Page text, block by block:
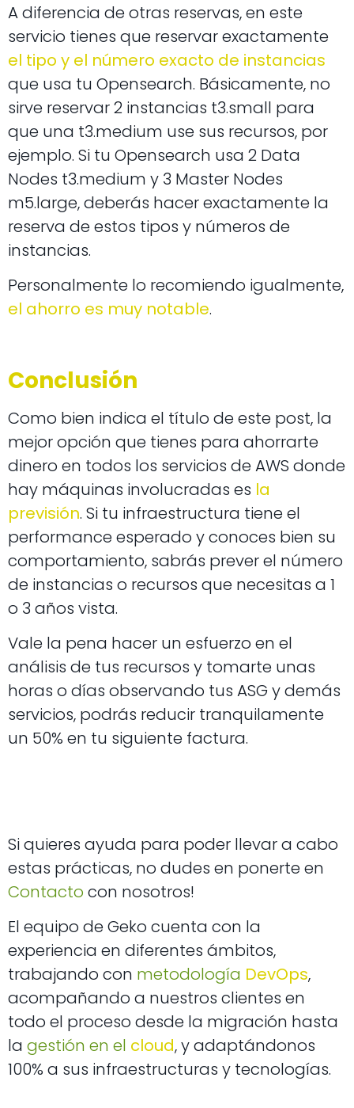
A diferencia de otras reservas, en este
servicio tienes que reservar exactamente
el tipo y el número exacto de instancias
que usa tu Opensearch. Básicamente, no
sirve reservar 2 instancias t3.small para
que una t3.medium use sus recursos, por
ejemplo. Si tu Opensearch usa 2 Data
Nodes t3.medium y 3 Master Nodes
m5.large, deberás hacer exactamente la
reserva de estos tipos y números de
instancias.
Personalmente lo recomiendo igualmente,
el ahorro es muy notable.
Conclusión
Como bien indica el título de este post, la
mejor opción que tienes para ahorrarte
dinero en todos los servicios de AWS donde
hay máquinas involucradas es la
previsión. Si tu infraestructura tiene el
performance esperado y conoces bien su
comportamiento, sabrás prever el número
de instancias o recursos que necesitas a 1
o 3 años vista.
Vale la pena hacer un esfuerzo en el
análisis de tus recursos y tomarte unas
horas o días observando tus ASG y demás
servicios, podrás reducir tranquilamente
un 50% en tu siguiente factura.
Si quieres ayuda para poder llevar a cabo
estas prácticas, no dudes en ponerte en
Contacto con nosotros!
El equipo de Geko cuenta con la
experiencia en diferentes ámbitos,
trabajando con metodología DevOps,
acompañando a nuestros clientes en
todo el proceso desde la migración hasta
la gestión en el cloud, y adaptándonos
100% a sus infraestructuras y tecnologías.